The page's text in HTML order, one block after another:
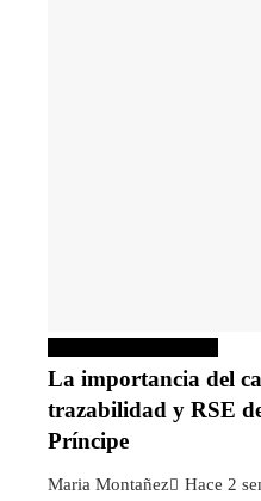
La importancia del
trazabilidad y RSE
Príncipe
Maria Montañez Hace 2